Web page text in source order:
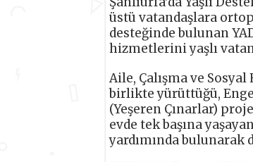
üstü vatandaşlara
desteğinde bulunan
hizmetlerini yaşlı
Aile, Çalışma ve
birlikte yürüttüğü,
(Yeşeren Çınarlar)
evde tek başına
yardımında bulunarak